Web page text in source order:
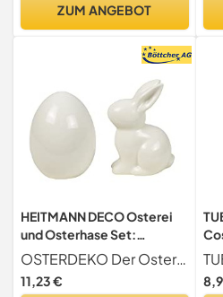
ZUM ANGEBOT
HEITMANN DECO Osterei
und Osterhase Set:
Osterdeko aus Keramik in
Porzellan-Optik zum
Hinstellen, weiß, ca. 12,5 x
OSTERDEKO Der Osterhase und das große Osterei zum Hinstellen sorgen für die richtige Stimmung beim Osterfest. Es ist die perfekte Deko für Ostern und den Frühling
11,23 €